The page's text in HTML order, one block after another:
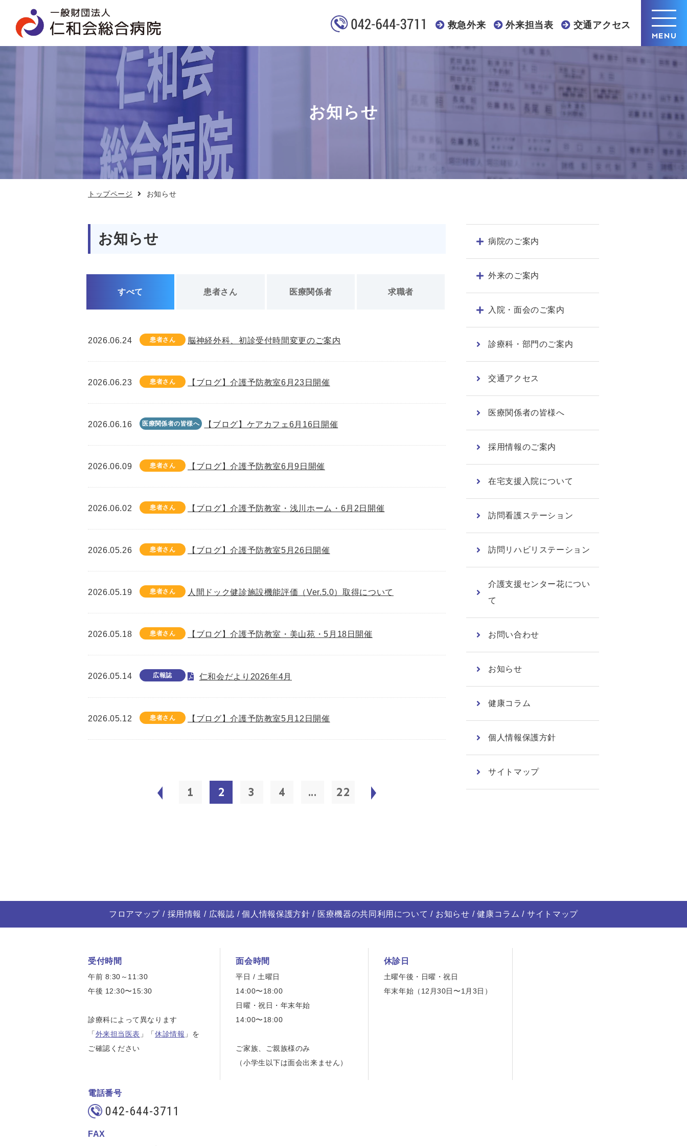
救急外来 外来担当表 交通アクセス
MENU
お知らせ
トップページ お知らせ
お知らせ
すべて 患者さん 医療関係者 求職者
2026.06.24 患者さん 脳神経外科、初診受付時間変更のご案内
2026.06.23 患者さん 【ブログ】介護予防教室6月23日開催
2026.06.16 医療関係者の皆様へ 【ブログ】ケアカフェ6月16日開催
2026.06.09 患者さん 【ブログ】介護予防教室6月9日開催
2026.06.02 患者さん 【ブログ】介護予防教室・浅川ホーム・6月2日開催
2026.05.26 患者さん 【ブログ】介護予防教室5月26日開催
2026.05.19 患者さん 人間ドック健診施設機能評価（Ver.5.0）取得について
2026.05.18 患者さん 【ブログ】介護予防教室・美山苑・5月18日開催
2026.05.14 広報誌 仁和会だより2026年4月
2026.05.12 患者さん 【ブログ】介護予防教室5月12日開催
1 2 3 4 ... 22
病院のご案内
外来のご案内
入院・面会のご案内
診療科・部門のご案内
交通アクセス
医療関係者の皆様へ
採用情報のご案内
在宅支援入院について
訪問看護ステーション
訪問リハビリステーション
介護支援センター花につい
て
お問い合わせ
お知らせ
健康コラム
個人情報保護方針
サイトマップ
フロアマップ 採用情報 広報誌 個人情報保護方針 医療機器の共同利用について お知らせ 健康コラム サイトマップ
受付時間
午前 8:30～11:30
午後 12:30〜15:30
診療科によって異なります
「外来担当医表 」「休診情報 」を
ご確認ください
面会時間
平日 / 土曜日
14:00〜18:00
日曜・祝日・年末年始
14:00〜18:00
ご家族、ご親族様のみ
（小学生以下は面会出来ません）
休診日
土曜午後・日曜・祝日
年末年始（12月30日〜1月3日）
電話番号
042-644-3711
FAX